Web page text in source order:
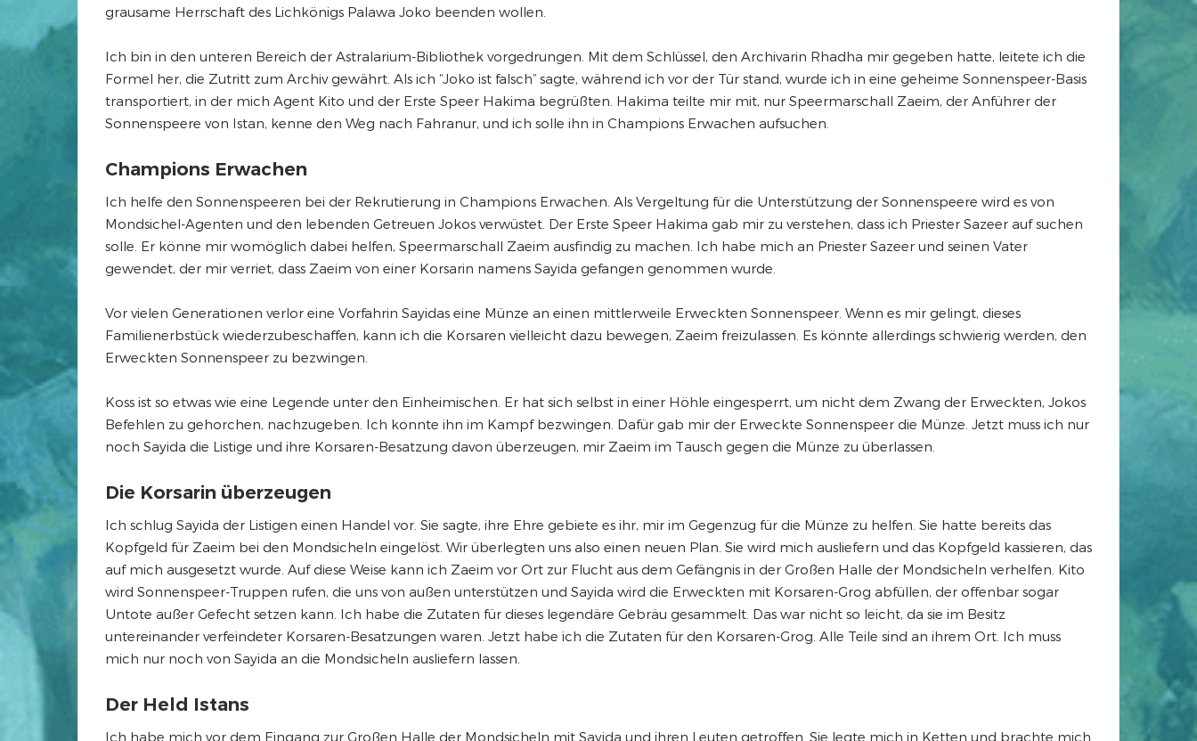
grausame Herrschaft des Lichkönigs Palawa Joko beenden wollen.
Ich bin in den unteren Bereich der Astralarium-Bibliothek vorgedrungen. Mit dem Schlüssel, den Archivarin Rhadha mir gegeben hatte, leitete ich die
Formel her, die Zutritt zum Archiv gewährt. Als ich “Joko ist falsch” sagte, während ich vor der Tür stand, wurde ich in eine geheime Sonnenspeer-Basis
transportiert, in der mich Agent Kito und der Erste Speer Hakima begrüßten. Hakima teilte mir mit, nur Speermarschall Zaeim, der Anführer der
Sonnenspeere von Istan, kenne den Weg nach Fahranur, und ich solle ihn in Champions Erwachen aufsuchen.
Champions Erwachen
Ich helfe den Sonnenspeeren bei der Rekrutierung in Champions Erwachen. Als Vergeltung für die Unterstützung der Sonnenspeere wird es von
Mondsichel-Agenten und den lebenden Getreuen Jokos verwüstet. Der Erste Speer Hakima gab mir zu verstehen, dass ich Priester Sazeer auf suchen
solle. Er könne mir womöglich dabei helfen, Speermarschall Zaeim ausfindig zu machen. Ich habe mich an Priester Sazeer und seinen Vater
gewendet, der mir verriet, dass Zaeim von einer Korsarin namens Sayida gefangen genommen wurde.
Vor vielen Generationen verlor eine Vorfahrin Sayidas eine Münze an einen mittlerweile Erweckten Sonnenspeer. Wenn es mir gelingt, dieses
Familienerbstück wiederzubeschaffen, kann ich die Korsaren vielleicht dazu bewegen, Zaeim freizulassen. Es könnte allerdings schwierig werden, den
Erweckten Sonnenspeer zu bezwingen.
Koss ist so etwas wie eine Legende unter den Einheimischen. Er hat sich selbst in einer Höhle eingesperrt, um nicht dem Zwang der Erweckten, Jokos
Befehlen zu gehorchen, nachzugeben. Ich konnte ihn im Kampf bezwingen. Dafür gab mir der Erweckte Sonnenspeer die Münze. Jetzt muss ich nur
noch Sayida die Listige und ihre Korsaren-Besatzung davon überzeugen, mir Zaeim im Tausch gegen die Münze zu überlassen.
Die Korsarin überzeugen
Ich schlug Sayida der Listigen einen Handel vor. Sie sagte, ihre Ehre gebiete es ihr, mir im Gegenzug für die Münze zu helfen. Sie hatte bereits das
Kopfgeld für Zaeim bei den Mondsicheln eingelöst. Wir überlegten uns also einen neuen Plan. Sie wird mich ausliefern und das Kopfgeld kassieren, das
auf mich ausgesetzt wurde. Auf diese Weise kann ich Zaeim vor Ort zur Flucht aus dem Gefängnis in der Großen Halle der Mondsicheln verhelfen. Kito
wird Sonnenspeer-Truppen rufen, die uns von außen unterstützen und Sayida wird die Erweckten mit Korsaren-Grog abfüllen, der offenbar sogar
Untote außer Gefecht setzen kann. Ich habe die Zutaten für dieses legendäre Gebräu gesammelt. Das war nicht so leicht, da sie im Besitz
untereinander verfeindeter Korsaren-Besatzungen waren. Jetzt habe ich die Zutaten für den Korsaren-Grog. Alle Teile sind an ihrem Ort. Ich muss
mich nur noch von Sayida an die Mondsicheln ausliefern lassen.
Der Held Istans
Ich habe mich vor dem Eingang zur Großen Halle der Mondsicheln mit Sayida und ihren Leuten getroffen. Sie legte mich in Ketten und brachte mich